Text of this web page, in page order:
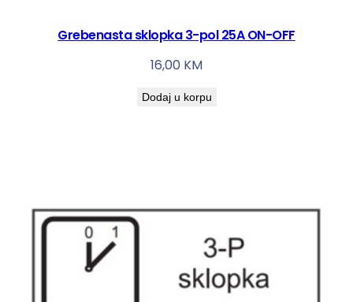
Grebenasta sklopka 3-pol 25A ON-OFF
16,00 KM
Dodaj u korpu